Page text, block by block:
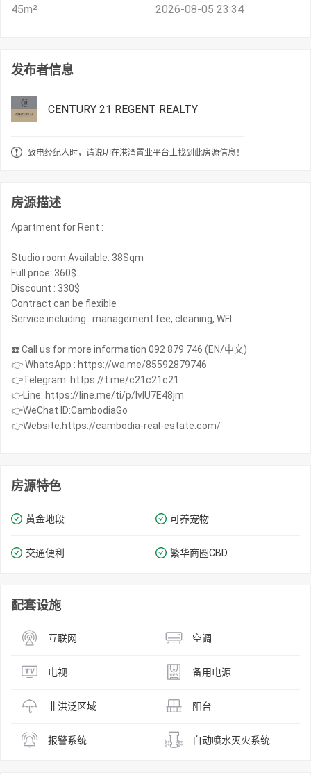
45m²
2026-08-05 23:34
发布者信息
CENTURY 21 REGENT REALTY
致电经纪人时，请说明在港湾置业平台上找到此房源信息！
房源描述
Apartment for Rent :
Studio room Available: 38Sqm
Full price: 360$
Discount : 330$
Contract can be flexible
Service including : management fee, cleaning, WFI
☎️ Call us for more information 092 879 746 (EN/中文)
👉 WhatsApp : https://wa.me/85592879746
👉Telegram: https://t.me/c21c21c21
👉Line: https://line.me/ti/p/IvIU7E48jm
👉WeChat ID:CambodiaGo
房源特色
黄金地段 可养宠物
交通便利 繁华商圈​​CBD
配套设施
互联网 空调
电视 备用电源
非洪泛区域 阳台
报警系统 自动喷水灭火系统